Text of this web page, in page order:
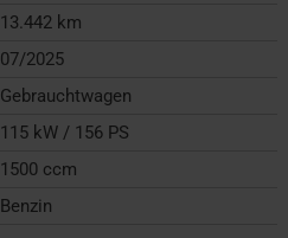
13.442 km
07/2025
Gebrauchtwagen
115 kW / 156 PS
1500 ccm
Benzin